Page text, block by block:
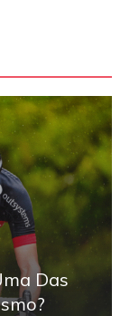
Das